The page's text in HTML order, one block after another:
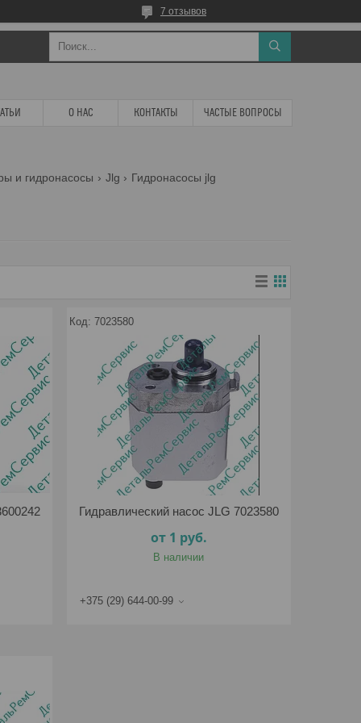
7 отзывов
О НАС КОНТАКТЫ ЧАСТЫЕ ВОПРОСЫ
и гидронасосы Jlg Гидронасосы jlg
7023580
Гидравлический насос JLG 7023580
от 1 руб.
В наличии
+375 (29) 644-00-99